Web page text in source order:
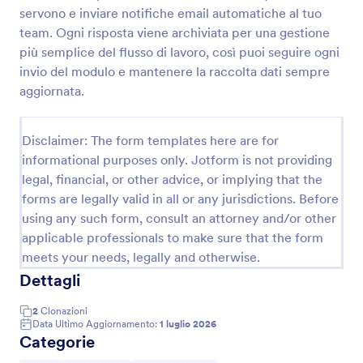
servono e inviare notifiche email automatiche al tuo
team. Ogni risposta viene archiviata per una gestione
più semplice del flusso di lavoro, così puoi seguire ogni
invio del modulo e mantenere la raccolta dati sempre
aggiornata.
Disclaimer: The form templates here are for
informational purposes only. Jotform is not providing
legal, financial, or other advice, or implying that the
forms are legally valid in all or any jurisdictions. Before
using any such form, consult an attorney and/or other
applicable professionals to make sure that the form
meets your needs, legally and otherwise.
Dettagli
2 Clonazioni
Data Ultimo Aggiornamento: 1 luglio 2026
Categorie
Candidatura Boutique Form
Raccogli candidature per boutique e negozi di moda
con il Modulo di Candidatura per Boutique di
del modulo in un unico posto.
Go to Category:
Moduli di Domanda
Usa Template
Anteprima